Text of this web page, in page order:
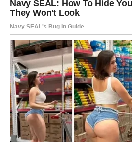
SimbolDalekog puta
duhovno. Naredni dani donose
ili inspiraciju za promenu.
U ljubavi – neko iz drugog grada
može ući u vaš život.
Poruka sudbine:Svet je veći nego
zakoračite.